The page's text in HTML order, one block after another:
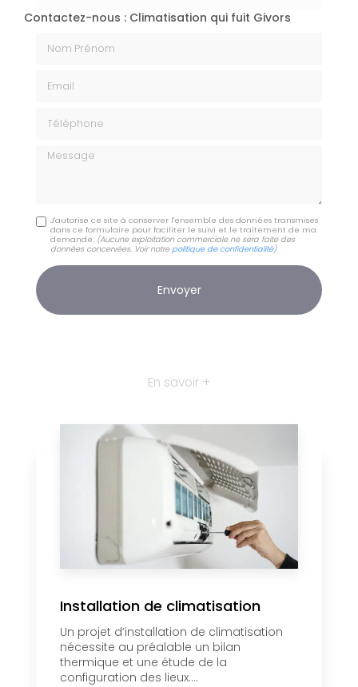
Contactez-nous : Climatisation qui fuit Givors
Message
J'autorise ce site à conserver l'ensemble des données transmises
dans ce formulaire pour faciliter le suivi et le traitement de ma
demande. (Aucune exploitation commerciale ne sera faite des
données concervées. Voir notrepolitique de confidentialité)
En savoir +
Installation de climatisation
Un projet d’installation de climatisation
nécessite au préalable un bilan
thermique et une étude de la
configuration des lieux....